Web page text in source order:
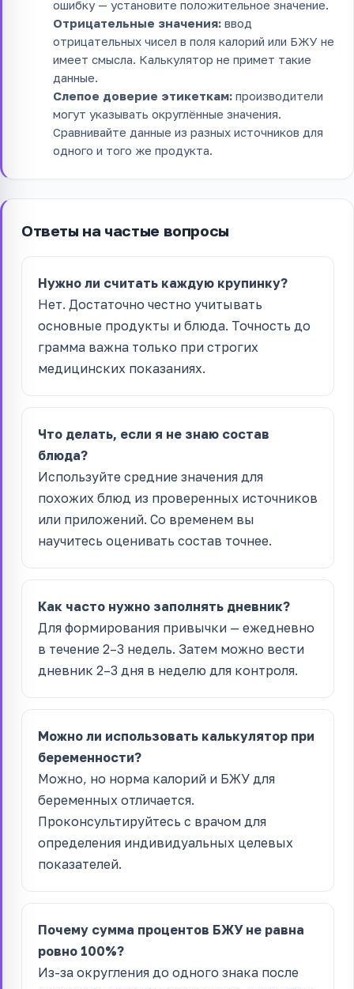
ошибку — установите положительное значение.
Отрицательные значения: ввод
отрицательных чисел в поля калорий или БЖУ не
имеет смысла. Калькулятор не примет такие
данные.
Слепое доверие этикеткам: производители
могут указывать округлённые значения.
Сравнивайте данные из разных источников для
одного и того же продукта.
Ответы на частые вопросы
Нужно ли считать каждую крупинку?
Нет. Достаточно честно учитывать
основные продукты и блюда. Точность до
грамма важна только при строгих
медицинских показаниях.
Что делать, если я не знаю состав
блюда?
Используйте средние значения для
похожих блюд из проверенных источников
или приложений. Со временем вы
научитесь оценивать состав точнее.
Как часто нужно заполнять дневник?
Для формирования привычки — ежедневно
в течение 2–3 недель. Затем можно вести
дневник 2–3 дня в неделю для контроля.
Можно ли использовать калькулятор при
беременности?
Можно, но норма калорий и БЖУ для
беременных отличается.
Проконсультируйтесь с врачом для
определения индивидуальных целевых
показателей.
Почему сумма процентов БЖУ не равна
ровно 100%?
Из-за округления до одного знака после